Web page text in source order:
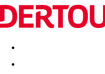
Destinatii Vacanta perfecta